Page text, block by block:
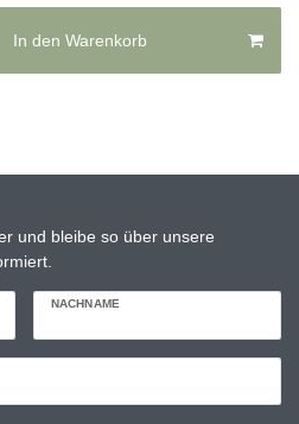
In den Warenkorb
und bleibe so über unsere
NACHNAME